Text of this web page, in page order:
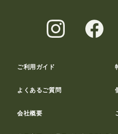
ご利用ガイド
よくあるご質問
会社概要